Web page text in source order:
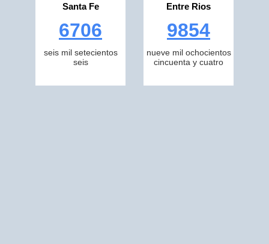
Santa Fe
6706
seis mil setecientos
seis
Entre Rios
9854
nueve mil ochocientos
cincuenta y cuatro